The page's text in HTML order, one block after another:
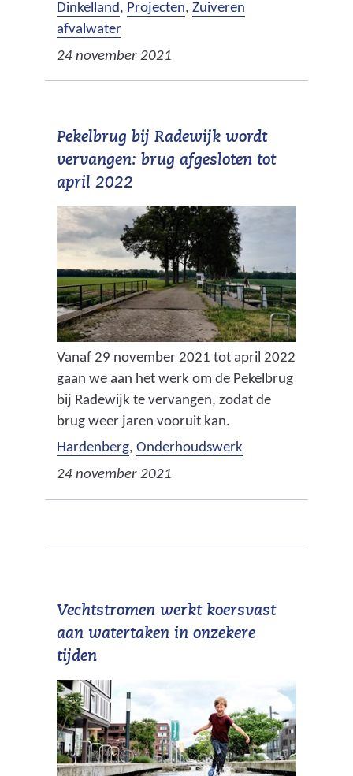
Dinkelland, Projecten, Zuiveren
afvalwater
24 november 2021
Pekelbrug bij Radewijk wordt
vervangen: brug afgesloten tot
april 2022
Vanaf 29 november 2021 tot april 2022
gaan we aan het werk om de Pekelbrug
bij Radewijk te vervangen, zodat de
brug weer jaren vooruit kan.
Hardenberg, Onderhoudswerk
24 november 2021
Vechtstromen werkt koersvast
aan watertaken in onzekere
tijden